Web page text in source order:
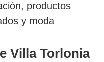
productos
y moda
Villa Torlonia